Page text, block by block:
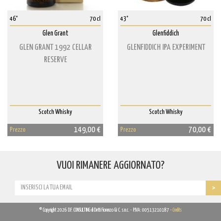
46° 70 cl
Glen Grant
GLEN GRANT 1992 CELLAR
RESERVE
Scotch Whisky
Prezzo 149,00 €
43° 70 cl
Glenfiddich
GLENFIDDICH IPA EXPERIMENT
Scotch Whisky
Prezzo 70,00 €
VUOI RIMANERE AGGIORNATO?
© Copyright 2026 D.F. CONSULTING di Detti Fiorenzo & C. s.n.c. - P.IVA: 00513210187 - Credits